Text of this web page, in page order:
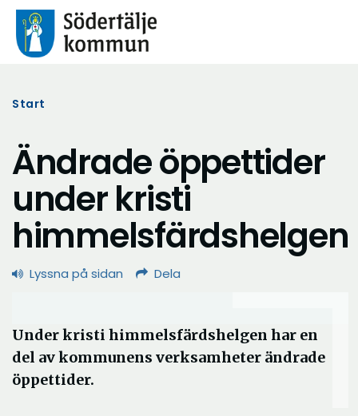
Start
Ändrade öppettider
under kristi
himmelsfärdshelgen
Lyssna på sidan Dela
Under kristi himmelsfärdshelgen har en
del av kommunens verksamheter ändrade
öppettider.